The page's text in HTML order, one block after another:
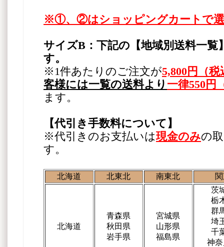
※①、②はショッピングカートで
サイズB：下記の【地域別送料一覧
す。
※1件あたりのご注文が5,800円（
客様には一覧の送料より 一律550円
ます。
【代引き手数料について】
※代引きのお支払いは現金のみの
す。
北海道 北東北 南東北
北海道
青森県
秋田県
岩手県
宮城県
山形県
福島県
茨
栃
群
埼
千
神